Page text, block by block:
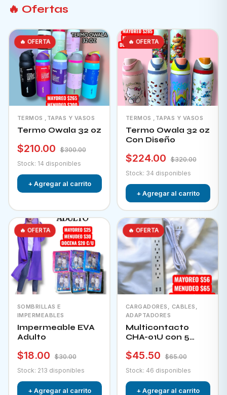
🔥 Ofertas
🔥 OFERTA
TERMOS ,TAPAS Y VASOS
Termo Owala 32 oz
$210.00
$300.00
Stock: 14 disponibles
+ Agregar al carrito
🔥 OFERTA
TERMOS ,TAPAS Y VASOS
Termo Owala 32 oz
Con Diseño
$224.00
$320.00
Stock: 34 disponibles
+ Agregar al carrito
🔥 OFERTA
SOMBRILLAS E
IMPERMEABLES
Impermeable EVA
Adulto
$18.00
$30.00
Stock: 213 disponibles
+ Agregar al carrito
🔥 OFERTA
CARGADORES, CABLES,
ADAPTADORES
Multicontacto
CHA-01U con 5
puertos usb e
$45.50
$65.00
Stock: 46 disponibles
+ Agregar al carrito